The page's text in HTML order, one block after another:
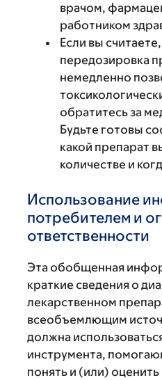
врачом,
работником
Если вы
передозировка
немедленно
обратитесь за
Будьте готовы
какой препарат
количестве и
Использование
потребителем и
ответственности
Эта обобщенная
краткие сведения о
лекарственном
всеобъемлющим
должна
инструмента,
понять и (или)